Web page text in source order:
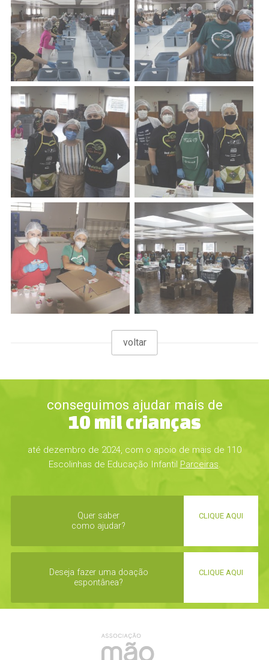
voltar
conseguimos ajudar mais de
10 mil crianças
até dezembro de 2024, com o apoio de mais de 110
Escolinhas de Educação Infantil Parceiras.
Quer saber
como ajudar?
CLIQUE AQUI
Deseja fazer uma doação
espontânea?
CLIQUE AQUI